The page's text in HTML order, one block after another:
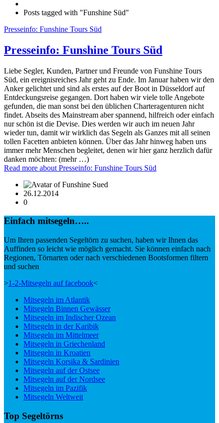
Posts tagged with "Funshine Süd"
Presseinfo: Funshine Tours Süd
Presseinfo: Funshine Tours Süd
Liebe Segler, Kunden, Partner und Freunde von Funshine Tours
Süd, ein ereignisreiches Jahr geht zu Ende. Im Januar haben wir den
Anker gelichtet und sind als erstes auf der Boot in Düsseldorf auf
Entdeckungsreise gegangen. Dort haben wir viele tolle Angebote
gefunden, die man sonst bei den üblichen Charteragenturen nicht
findet. Abseits des Mainstream aber spannend, hilfreich oder einfach
nur schön ist die Devise. Dies werden wir auch im neuen Jahr
wieder tun, damit wir wirklich das Segeln als Ganzes mit all seinen
tollen Facetten anbieten können. Über das Jahr hinweg haben uns
immer mehr Menschen begleitet, denen wir hier ganz herzlich dafür
danken möchten: (mehr …)
Read more about Presseinfo: Funshine Tours Süd
26.12.2014
0
Einfach mitsegeln…..
Um Ihren passenden Segeltörn zu suchen, haben wir Ihnen das
Auffinden so leicht wie möglich gemacht. Sie können einfach nach
Regionen, Törnarten oder nach verschiedenen Bootsformen filtern
und suchen
>1-2-Mitsegeln auf facebook<
Mitsegeln im Atlantik
Mitsegeln Binnen Gewässer
Mitsegeln im Indischer Ozean
Mitsegeln in der Karibik
Mitsegeln im Mittelmeer
Mitsegeln in Griechenland
Mitsegeln in Kroatien
Mitsegeln Korsika & Sardinien
Mitsegeln auf der Ostsee
Mitsegeln auf der Nordsee
Mitsegeln im Pazifik
Mitsegeln Weltweit
Top Segeltörns